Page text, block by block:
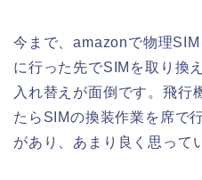
今まで、amazonで物理
に行った先でSIMを取り換
入れ替えが面倒です。飛行
たらSIMの換装作業を席で
があり、あまり良く思って